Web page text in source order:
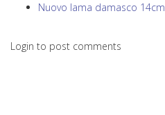
Nuovo lama damasco 14cm
Login to post comments